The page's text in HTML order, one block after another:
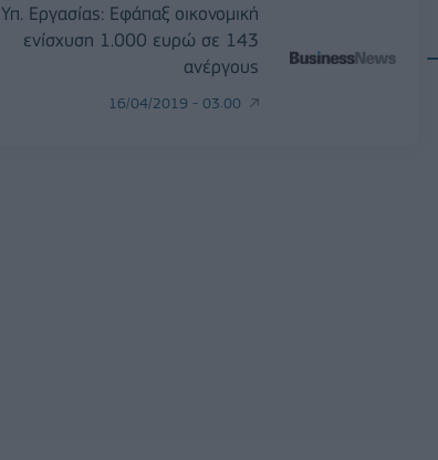
Υπ. Εργασίας: Εφάπαξ οικονομική
ενίσχυση 1.000 ευρώ σε 143
ανέργους
16/04/2019 - 03:00